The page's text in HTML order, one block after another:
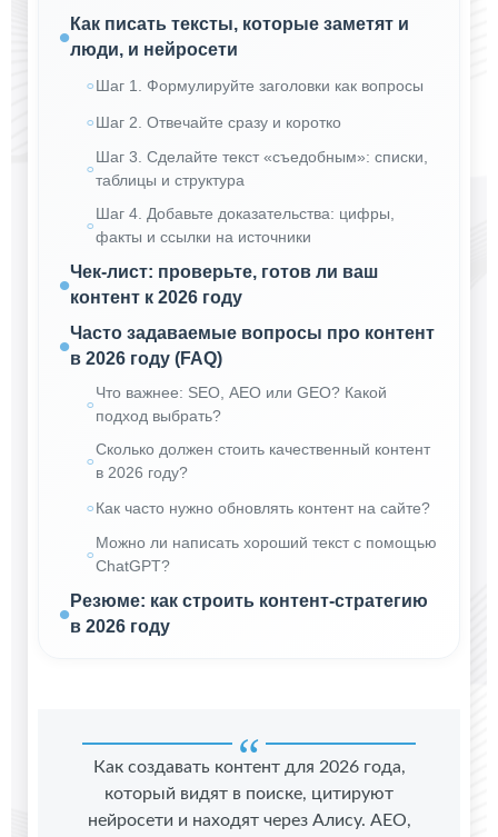
Как писать тексты, которые заметят и
люди, и нейросети
Шаг 1. Формулируйте заголовки как вопросы
Шаг 2. Отвечайте сразу и коротко
Шаг 3. Сделайте текст «съедобным»: списки,
таблицы и структура
Шаг 4. Добавьте доказательства: цифры,
факты и ссылки на источники
Чек-лист: проверьте, готов ли ваш
контент к 2026 году
Часто задаваемые вопросы про контент
в 2026 году (FAQ)
Что важнее: SEO, AEO или GEO? Какой
подход выбрать?
Сколько должен стоить качественный контент
в 2026 году?
Как часто нужно обновлять контент на сайте?
Можно ли написать хороший текст с помощью
ChatGPT?
Резюме: как строить контент-стратегию
в 2026 году
Как создавать контент для 2026 года,
который видят в поиске, цитируют
нейросети и находят через Алису. AEO,